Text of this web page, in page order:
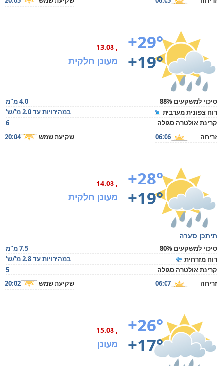
+29°
+19°
, 13.08
מעונן חלקית
סיכוי למשקעים 88%
4.0 מ"מ
רוח צפונית מערבית
במהירויות עד 2.0 מ'/ש'
קרינת אולטרה סגולה
6
זריחה
06:06 שקיעת שמש 20:04
+28°
+19°
, 14.08
מעונן חלקית
תיתכן סערה
סיכוי למשקעים 80%
7.5 מ"מ
רוח מזרחית
במהירויות עד 2.8 מ'/ש'
קרינת אולטרה סגולה
5
זריחה
06:07 שקיעת שמש 20:02
+26°
+17°
, 15.08
מעונן